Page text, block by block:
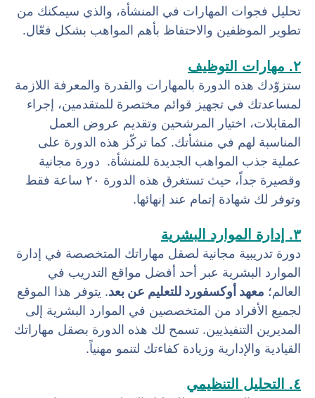
تحليل فجوات المهارات في المنشأة، والذي سيمكنك من
تطوير الموظفين والاحتفاظ بأهم المواهب بشكل فعّال.
٢. مهارات التوظيف
ستزوّدك هذه الدورة بالمهارات والقدرة والمعرفة اللازمة
لمساعدتك في تجهيز قوائم مختصرة للمتقدمين، إجراء
المقابلات، اختيار المرشحين وتقديم عروض العمل
المناسبة لهم في منشأتك. كما تركّز هذه الدورة على
عملية جذب المواهب الجديدة للمنشأة. دورة مجانية
وقصيرة جداً، حيث تستغرق هذه الدورة ٢٠ ساعة فقط
وتوفر لك شهادة إتمام عند إنهائها.
٣. إدارة الموارد البشرية
دورة تدريبية مجانية لصقل مهاراتك المتخصصة في إدارة
الموارد البشرية عبر أحد أفضل مواقع التدريب في
العالم؛ معهد أوكسفورد للتعليم عن بعد. يتوفر هذا الموقع
لجميع الأفراد من المتخصصين في الموارد البشرية إلى
المديرين التنفيذيين. تسمح لك هذه الدورة بصقل مهاراتك
القيادية والإدارية وزيادة كفاءتك لتنمو مهنياً.
٤. التحليل التنظيمي